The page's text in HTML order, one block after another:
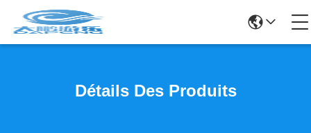
Détails Des Produits